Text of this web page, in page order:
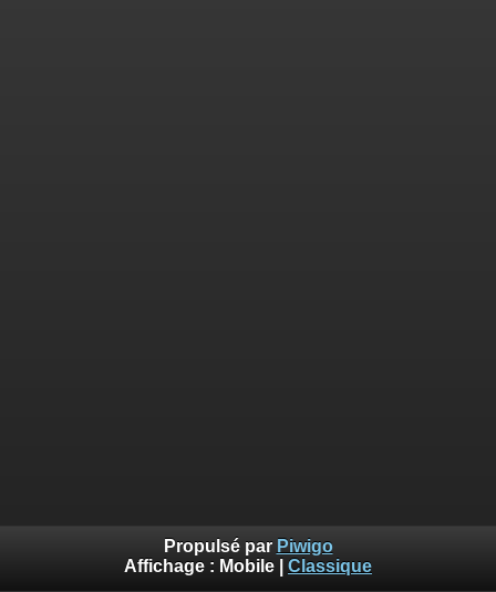
Propulsé par Piwigo
Affichage : Mobile Classique